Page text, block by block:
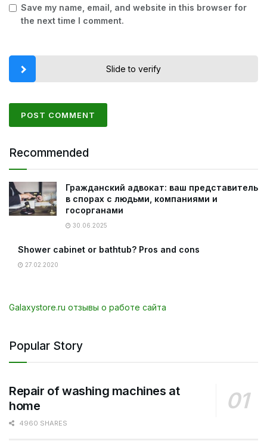
Save my name, email, and website in this browser for
the next time I comment.
Slide to verify
Recommended
Гражданский адвокат: ваш представитель
в спорах с людьми, компаниями и
госорганами
30.06.2025
Shower cabinet or bathtub? Pros and cons
27.02.2020
Galaxystore.ru отзывы о работе сайта
Popular Story
Repair of washing machines at
home
4960 SHARES